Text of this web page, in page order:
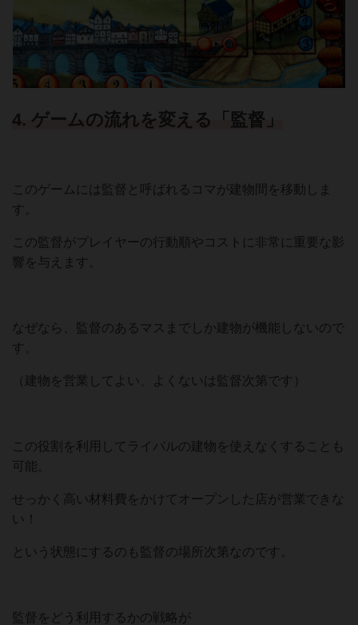
4. ゲームの流れを変える「監督」
このゲームには監督と呼ばれるコマが建物間を移動しま
す。
この監督がプレイヤーの行動順やコストに非常に重要な影
響を与えます。
なぜなら、監督のあるマスまでしか建物が機能しないので
す。
（建物を営業してよい、よくないは監督次第です）
この役割を利用してライバルの建物を使えなくすることも
可能。
せっかく高い材料費をかけてオープンした店が営業できな
い！
という状態にするのも監督の場所次第なのです。
監督をどう利用するかの戦略が